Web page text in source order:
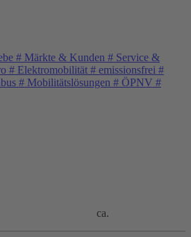
# Märkte & Kunden # Service &
# Elektromobilität # emissionsfrei #
# Mobilitätslösungen # ÖPNV #
ca.